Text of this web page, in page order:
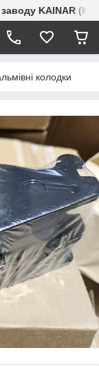
KAINAR
колодки